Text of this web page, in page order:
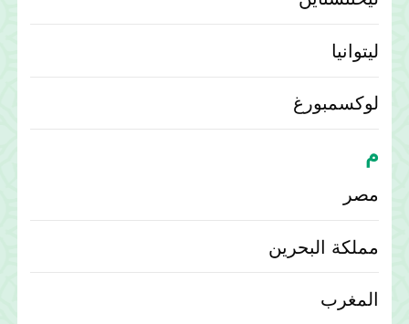
ليتوانيا
لوكسمبورغ
م
مصر
مملكة البحرين
المغرب